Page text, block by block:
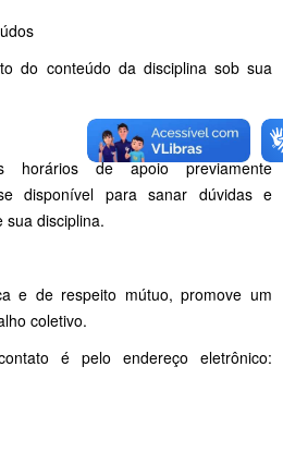
do conteúdo da disciplina sob sua
horários de apoio previamente
disponível para sanar dúvidas e
sua disciplina.
e de respeito mútuo, promove um
coletivo.
é pelo endereço eletrônico: